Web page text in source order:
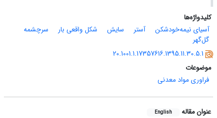
کلیدواژه‌ها
آسیای نیمه‌خودشکن
آستر سایش شکل واقعی بار
سرچشمه
گل‌گهر
20.1001.1.17357616.1395.11.30.5.1
موضوعات
فراوری مواد معدنی
عنوان مقاله English